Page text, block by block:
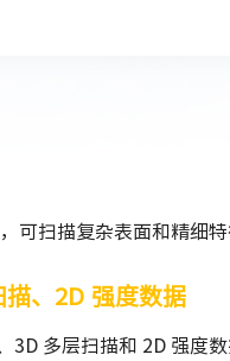
可扫描复杂表面和精细
、2D 强度数据
3D 多层扫描和 2D 强度